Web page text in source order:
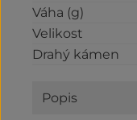
Váha (g)
Velikost
Drahý kámen
Popis